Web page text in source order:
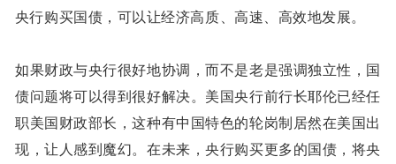
央行购买国债，可以让经济高质、高速、高效地发展。
如果财政与央行很好地协调，而不是老是强调独立性，国
债问题将可以得到很好解决。美国央行前行长耶伦已经任
职美国财政部长，这种有中国特色的轮岗制居然在美国出
现，让人感到魔幻。在未来，央行购买更多的国债，将央